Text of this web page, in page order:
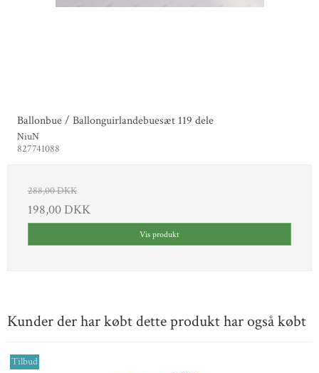
Ballonbue / Ballonguirlandebuesæt 119 dele
NiuN
827741088
288,00 DKK
198,00 DKK
Vis produkt
Kunder der har købt dette produkt har også købt
Tilbud